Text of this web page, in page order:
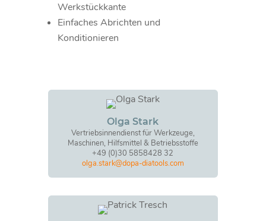
Werkstückkante
Einfaches Abrichten und
Konditionieren
Olga Stark
Vertriebsinnendienst für Werkzeuge,
Maschinen, Hilfsmittel & Betriebsstoffe
+49 (0)30 5858428 32
olga.stark@dopa-diatools.com